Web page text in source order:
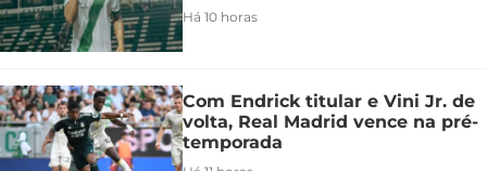
Há 10 horas
Com Endrick titular e Vini Jr. de
volta, Real Madrid vence na pré-
temporada